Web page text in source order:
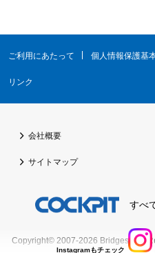
ご利用にあたって 個人情報保護基
リンク
会社概要
サイトマップ
すべ
Copyright© 2007-2026 Bridgestone
Instagramもチェック